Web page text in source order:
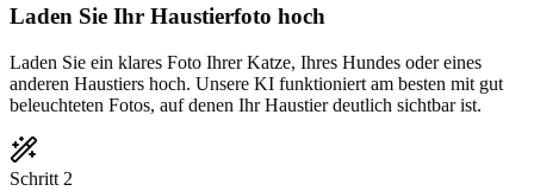
Laden Sie Ihr Haustierfoto hoch
Laden Sie ein klares Foto Ihrer Katze, Ihres Hundes oder eines
anderen Haustiers hoch. Unsere KI funktioniert am besten mit gut
beleuchteten Fotos, auf denen Ihr Haustier deutlich sichtbar ist.
Schritt 2